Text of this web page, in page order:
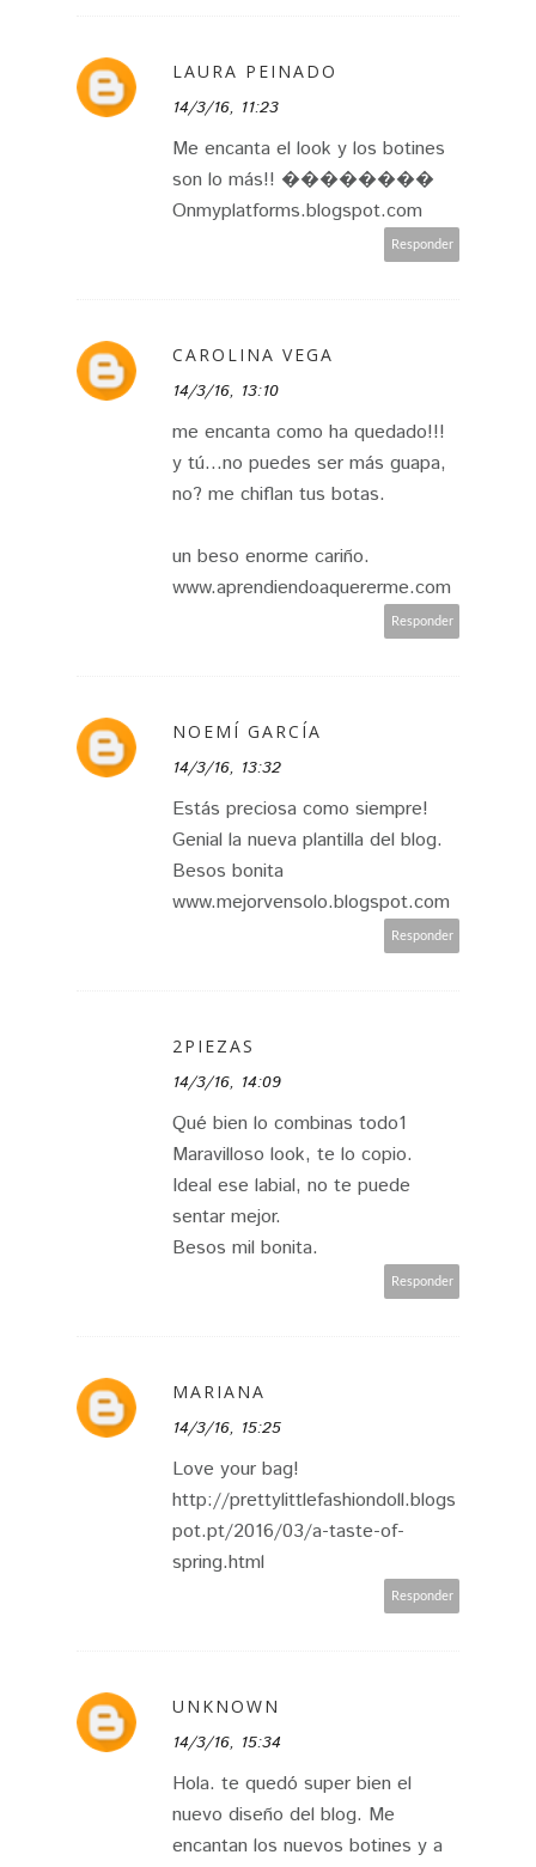
LAURA PEINADO
14/3/16, 11:23
Me encanta el look y los botines
son lo más!! ��������
Onmyplatforms.blogspot.com
Responder
CAROLINA VEGA
14/3/16, 13:10
me encanta como ha quedado!!!
y tú...no puedes ser más guapa,
no? me chiflan tus botas.
un beso enorme cariño.
www.aprendiendoaquererme.com
Responder
NOEMÍ GARCÍA
14/3/16, 13:32
Estás preciosa como siempre!
Genial la nueva plantilla del blog.
Besos bonita
www.mejorvensolo.blogspot.com
Responder
2PIEZAS
14/3/16, 14:09
Qué bien lo combinas todo1
Maravilloso look, te lo copio.
Ideal ese labial, no te puede
sentar mejor.
Besos mil bonita.
Responder
MARIANA
14/3/16, 15:25
Love your bag!
http://prettylittlefashiondoll.blogs
pot.pt/2016/03/a-taste-of-
spring.html
Responder
UNKNOWN
14/3/16, 15:34
Hola. te quedó super bien el
nuevo diseño del blog. Me
encantan los nuevos botines y a